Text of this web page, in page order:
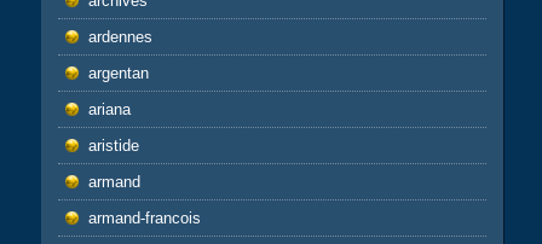
ardennes
argentan
ariana
aristide
armand
armand-francois